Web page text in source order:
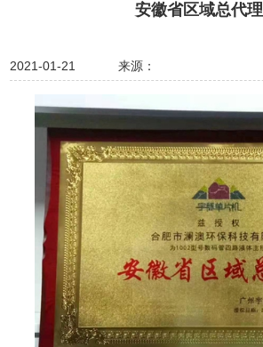
安徽省区域总代理
2021-01-21 来源：